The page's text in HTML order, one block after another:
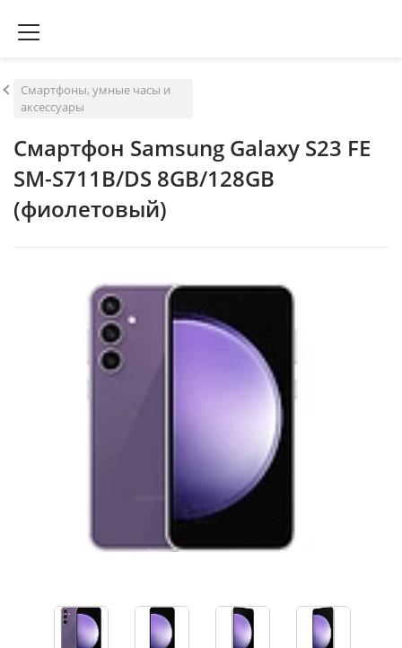
Смартфоны, умные часы и
аксессуары
Смартфон Samsung Galaxy S23 FE
SM-S711B/DS 8GB/128GB
(фиолетовый)